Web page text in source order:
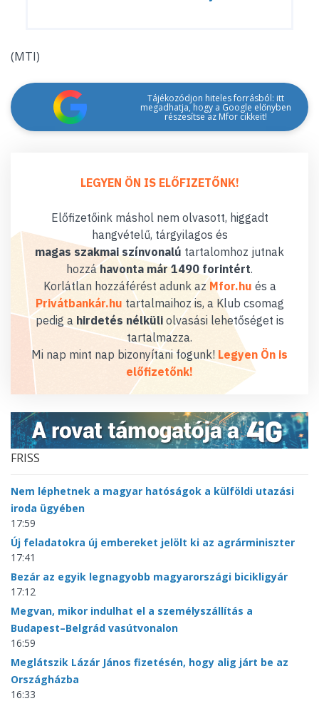
(MTI)
Tájékozódjon hiteles forrásból: itt
megadhatja, hogy a Google előnyben
részesítse az Mfor cikkeit!
LEGYEN ÖN IS ELŐFIZETŐNK!
Előfizetőink máshol nem olvasott, higgadt
hangvételű, tárgyilagos és
magas szakmai színvonalú tartalomhoz jutnak
hozzáhavonta már 1490 forintért.
Korlátlan hozzáférést adunk az Mfor.hu és a
Privátbankár.hu tartalmaihoz is, a Klub csomag
pedig a hirdetés nélküliolvasási lehetőséget is
tartalmazza.
Mi nap mint nap bizonyítani fogunk! Legyen Ön is
előfizetőnk!
FRISS
Nem léphetnek a magyar hatóságok a külföldi utazási
iroda ügyében
17:59
Új feladatokra új embereket jelölt ki az agrárminiszter
17:41
Bezár az egyik legnagyobb magyarországi bicikligyár
17:12
Megvan, mikor indulhat el a személyszállítás a
Budapest–Belgrád vasútvonalon
16:59
Meglátszik Lázár János fizetésén, hogy alig járt be az
Országházba
16:33